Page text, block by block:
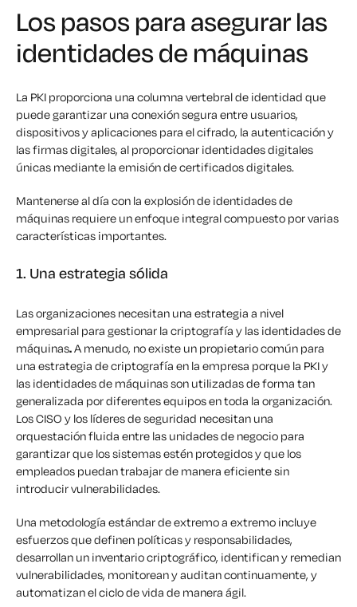
Los pasos para asegurar las
identidades de máquinas
La PKI proporciona una columna vertebral de identidad que
puede garantizar una conexión segura entre usuarios,
dispositivos y aplicaciones para el cifrado, la autenticación y
las firmas digitales, al proporcionar identidades digitales
únicas mediante la emisión de certificados digitales.
Mantenerse al día con la explosión de identidades de
máquinas requiere un enfoque integral compuesto por varias
características importantes.
1. Una estrategia sólida
Las organizaciones necesitan una estrategia a nivel
empresarial para gestionar la criptografía y las identidades de
máquinas.A menudo, no existe un propietario común para
una estrategia de criptografía en la empresa porque la PKI y
las identidades de máquinas son utilizadas de forma tan
generalizada por diferentes equipos en toda la organización.
Los CISO y los líderes de seguridad necesitan una
orquestación fluida entre las unidades de negocio para
garantizar que los sistemas estén protegidos y que los
empleados puedan trabajar de manera eficiente sin
introducir vulnerabilidades.
Una metodología estándar de extremo a extremo incluye
esfuerzos que definen políticas y responsabilidades,
desarrollan un inventario criptográfico, identifican y remedian
vulnerabilidades, monitorean y auditan continuamente, y
automatizan el ciclo de vida de manera ágil.